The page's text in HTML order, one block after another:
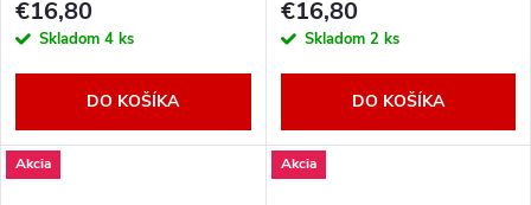
€16,80
Skladom 4 ks
DO KOŠÍKA
€16,80
Skladom 2 ks
DO KOŠÍKA
Akcia Akcia